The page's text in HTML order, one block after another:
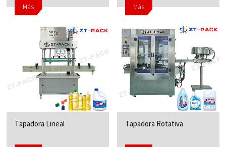
Más Más
Tapadora Lineal Tapadora Rotativa